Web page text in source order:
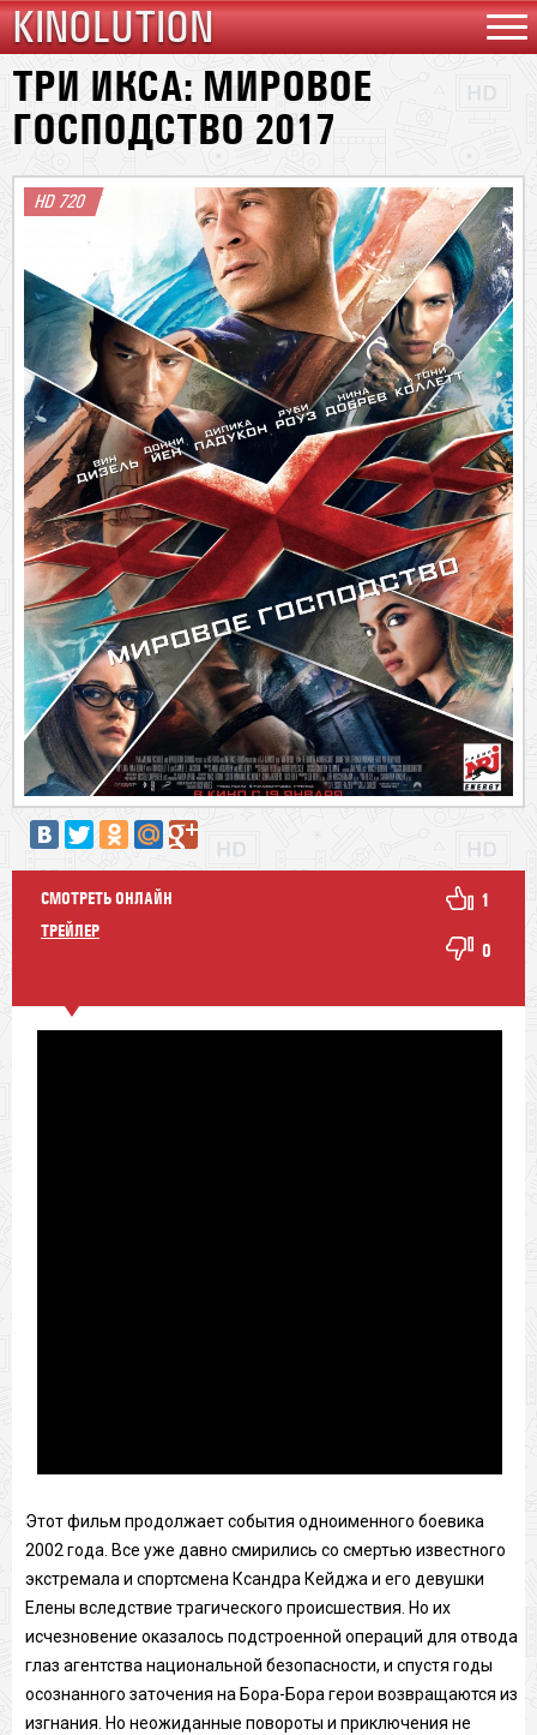
KINOLUTION
ТРИ ИКСА: МИРОВОЕ
ГОСПОДСТВО 2017
HD 720
СМОТРЕТЬ ОНЛАЙН
ТРЕЙЛЕР
1
0
Этот фильм продолжает события одноименного боевика
2002 года. Все уже давно смирились со смертью известного
экстремала и спортсмена Ксандра Кейджа и его девушки
Елены вследствие трагического происшествия. Но их
исчезновение оказалось подстроенной операций для отвода
глаз агентства национальной безопасности, и спустя годы
осознанного заточения на Бора-Бора герои возвращаются из
изгнания. Но неожиданные повороты и приключения не